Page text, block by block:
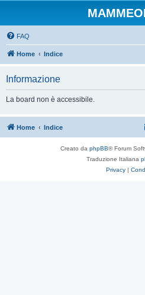
FAQ
Home Indice
Informazione
La board non è accessibile.
Home Indice
Creato da phpBB® Forum
Traduzione Italiana
Privacy |